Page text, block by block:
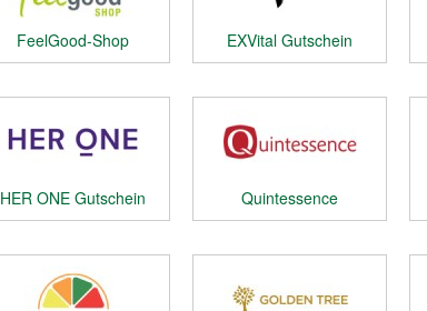
FeelGood-Shop
Gutschein
EXVital Gutschein
HER ONE Gutschein
Quintessence
Gutschein